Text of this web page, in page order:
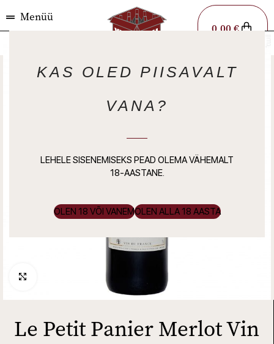
KAS OLED PIISAVALT
VANA?
LEHELE SISENEMISEKS PEAD OLEMA VÄHEMALT
18-AASTANE.
OLEN 18 VÕI VANEMOLEN ALLA 18 AASTA
Menüü
0,00€
Le Petit Panier Merlot Vin